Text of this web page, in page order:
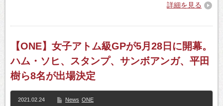
詳細を見る
【ONE】女子アトム級GPが5月28日に開幕。
ハム・ソヒ、スタンプ、サンボアンガ、平田
樹ら8名が出場決定
2021.02.24 News ONE